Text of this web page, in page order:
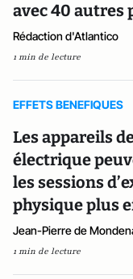
avec 40 autres
Rédaction d'Atlantico
1 min de lecture
EFFETS BENEFIQUES
Les appareils
électrique
les sessions
physique plus
Jean-Pierre de
1 min de lecture